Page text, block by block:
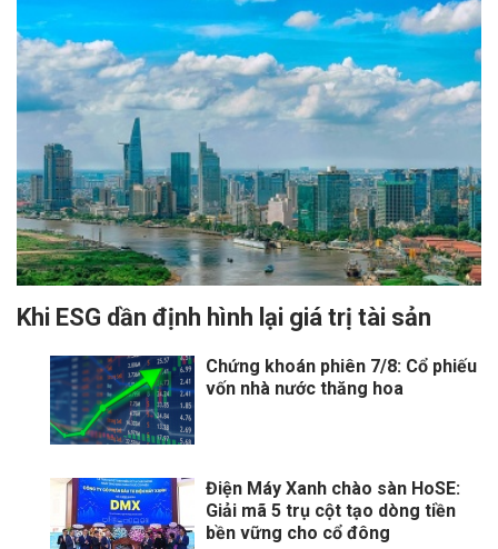
Khi ESG dần định hình lại giá trị tài sản
Chứng khoán phiên 7/8: Cổ phiếu
vốn nhà nước thăng hoa
Điện Máy Xanh chào sàn HoSE:
Giải mã 5 trụ cột tạo dòng tiền
bền vững cho cổ đông